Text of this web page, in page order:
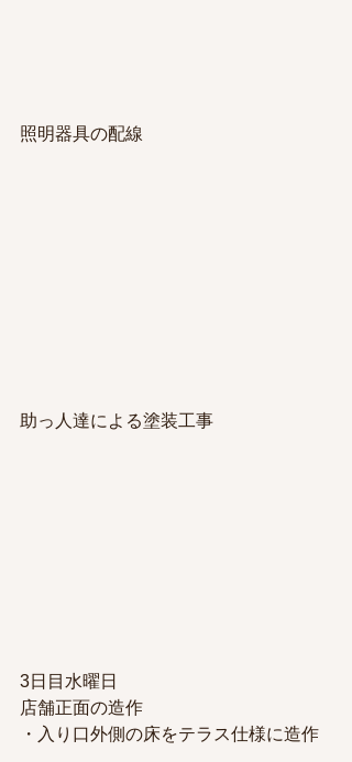
照明器具の配線
助っ人達による塗装工事
3日目水曜日
店舗正面の造作
・入り口外側の床をテラス仕様に造作